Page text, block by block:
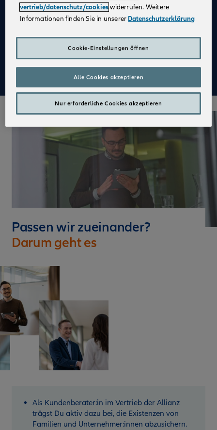
Karriereentwicklung: Entwickle Dich gezielt weiter –
durch regelmäßige Gespräche und transparente
Zusammenarbeit und die Grundlage für Deinen
individuellen Karriereweg.
Mehr zu Deinen Vorteilen im Vertrieb der Allianz
Passen wir zueinander?
Darum geht es
Als Kundenberater:in im Vertrieb der Allianz
trägst Du aktiv dazu bei, die Existenzen von
Familien und Unternehmer:innen abzusichern.
vertrieb/datenschutz/cookieswiderrufen. Weitere
Informationen finden Sie in unserer Datenschutzerklärung
Cookie-Einstellungen öffnen
Nur erforderliche Cookies akzeptieren
Alle Cookies akzeptieren